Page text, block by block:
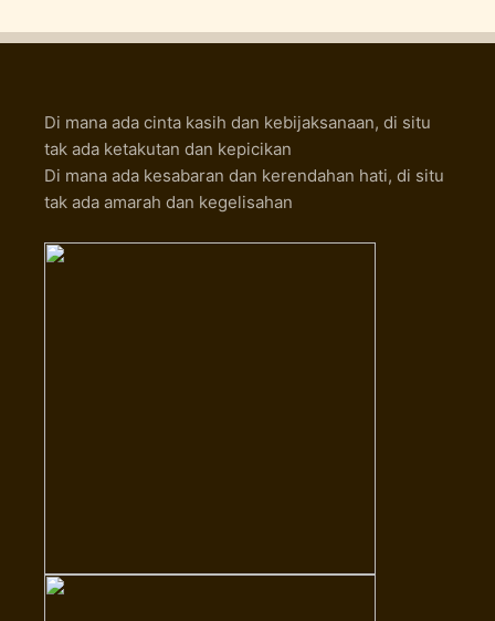
Di mana ada cinta kasih dan kebijaksanaan, di situ
tak ada ketakutan dan kepicikan
Di mana ada kesabaran dan kerendahan hati, di situ
tak ada amarah dan kegelisahan